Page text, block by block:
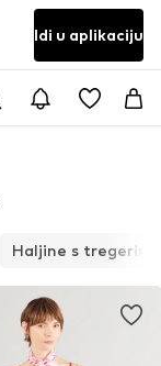
Idi u aplikaciju
Haljine s